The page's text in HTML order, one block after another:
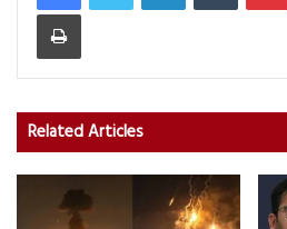
Print
Related Articles